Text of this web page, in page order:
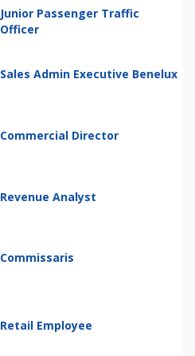
Junior Passenger Traffic
Officer
Sales Admin Executive Benelux
Commercial Director
Revenue Analyst
Commissaris
Retail Employee